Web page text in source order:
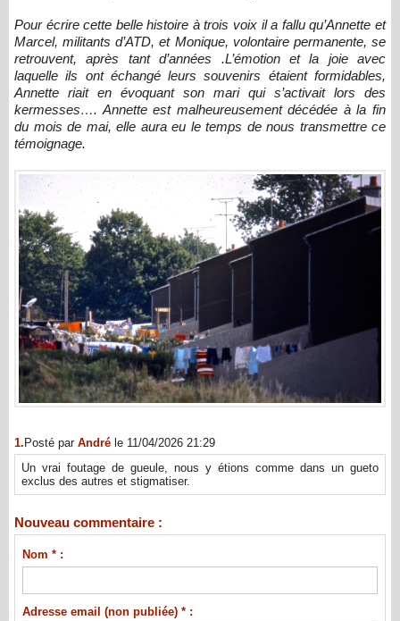
Pour écrire cette belle histoire à trois voix il a fallu qu’Annette et
Marcel, militants d’ATD, et Monique, volontaire permanente, se
retrouvent, après tant d’années .L’émotion et la joie avec
laquelle ils ont échangé leurs souvenirs étaient formidables,
Annette riait en évoquant son mari qui s’activait lors des
kermesses…. Annette est malheureusement décédée à la fin
du mois de mai, elle aura eu le temps de nous transmettre ce
témoignage.
1. Posté par André le 11/04/2026 21:29
Un vrai foutage de gueule, nous y étions comme dans un gueto
exclus des autres et stigmatiser.
Nouveau commentaire :
Nom * :
Adresse email (non publiée) * :